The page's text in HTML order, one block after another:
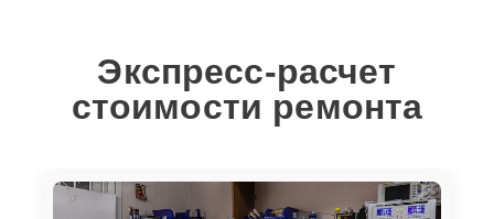
Экспресс-расчет
стоимости ремонта